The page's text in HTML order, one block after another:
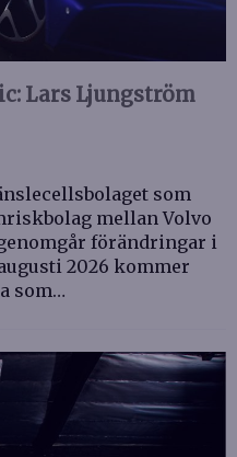
Lars Ljungström
som
mellan Volvo
förändringar i
2026 kommer
som…